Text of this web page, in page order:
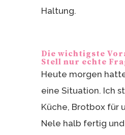
Haltung.
Die wichtigste
Stell nur echte
Heute morgen
eine Situation. Ich
Küche, Brotbox für
Nele halb fertig